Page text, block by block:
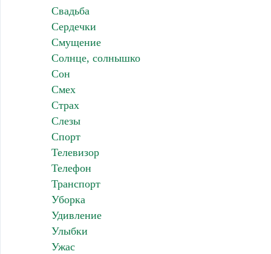
Свадьба
Сердечки
Смущение
Солнце, солнышко
Сон
Смех
Страх
Слезы
Спорт
Телевизор
Телефон
Транспорт
Уборка
Удивление
Улыбки
Ужас